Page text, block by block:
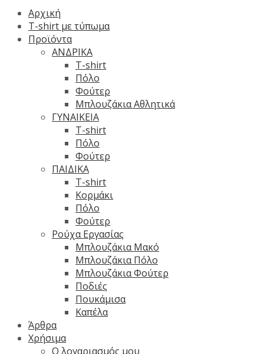
Αρχική
T-shirt με τύπωμα
Προϊόντα
ΑΝΔΡΙΚΑ
T-shirt
Πόλο
Φούτερ
Μπλουζάκια Αθλητικά
ΓΥΝΑΙΚΕΙΑ
T-shirt
Πόλο
Φούτερ
ΠΑΙΔΙΚΑ
T-shirt
Κορμάκι
Πόλο
Φούτερ
Ρούχα Εργασίας
Μπλουζάκια Μακό
Μπλουζάκια Πόλο
Μπλουζάκια Φούτερ
Ποδιές
Πουκάμισα
Καπέλα
Άρθρα
Χρήσιμα
Ο λογαριασμός μου